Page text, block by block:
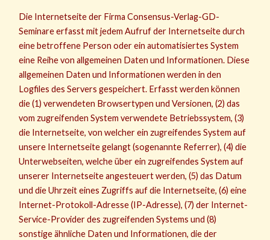
Die Internetseite der Firma Consensus-Verlag-GD-
Seminare erfasst mit jedem Aufruf der Internetseite durch
eine betroffene Person oder ein automatisiertes System
eine Reihe von allgemeinen Daten und Informationen. Diese
allgemeinen Daten und Informationen werden in den
Logfiles des Servers gespeichert. Erfasst werden können
die (1) verwendeten Browsertypen und Versionen, (2) das
vom zugreifenden System verwendete Betriebssystem, (3)
die Internetseite, von welcher ein zugreifendes System auf
unsere Internetseite gelangt (sogenannte Referrer), (4) die
Unterwebseiten, welche über ein zugreifendes System auf
unserer Internetseite angesteuert werden, (5) das Datum
und die Uhrzeit eines Zugriffs auf die Internetseite, (6) eine
Internet-Protokoll-Adresse (IP-Adresse), (7) der Internet-
Service-Provider des zugreifenden Systems und (8)
sonstige ähnliche Daten und Informationen, die der